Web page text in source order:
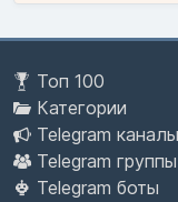
Топ 100
Категории
Telegram каналы
Telegram группы
Telegram боты